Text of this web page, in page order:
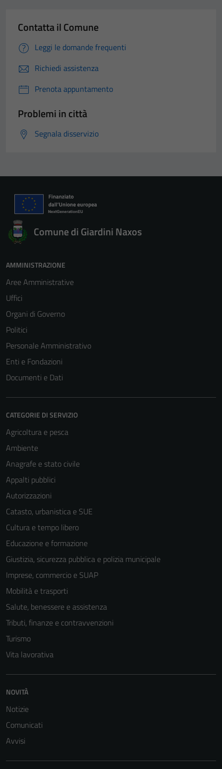
Contatta il Comune
Leggi le domande frequenti
Richiedi assistenza
Prenota appuntamento
Problemi in città
Segnala disservizio
Comune di Giardini Naxos
AMMINISTRAZIONE
Aree Amministrative
Uffici
Organi di Governo
Politici
Personale Amministrativo
Enti e Fondazioni
Documenti e Dati
CATEGORIE DI SERVIZIO
Agricoltura e pesca
Ambiente
Anagrafe e stato civile
Appalti pubblici
Autorizzazioni
Catasto, urbanistica e SUE
Cultura e tempo libero
Educazione e formazione
Giustizia, sicurezza pubblica e polizia municipale
Imprese, commercio e SUAP
Mobilità e trasporti
Salute, benessere e assistenza
Tributi, finanze e contravvenzioni
Turismo
Vita lavorativa
NOVITÀ
Notizie
Comunicati
Avvisi